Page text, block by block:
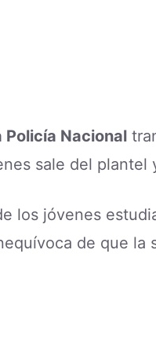
Policía Nacional
sale del plantel
los jóvenes
de que la